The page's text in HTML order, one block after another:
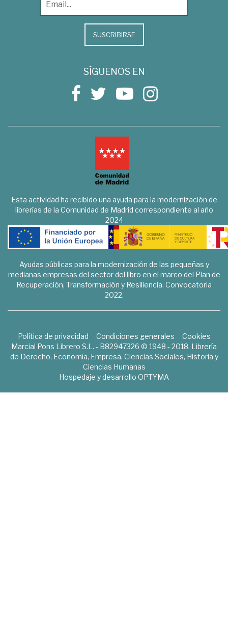
SUSCRIBIRSE
SÍGUENOS EN
Esta actividad ha recibido una ayuda para la modernización de
librerías de la Comunidad de Madrid correspondiente al año
2024
Ayudas públicas para la modernización de las pequeñas y
medianas empresas del sector del libro en el marco del Plan de
Recuperación, Transformación y Resiliencia. Convocatoria
2022.
Política de privacidad Condiciones generales
Cookies
Marcial Pons Librero S.L. - B82947326 © 1948 - 2018. Librería
de Derecho, Economía, Empresa, Ciencias Sociales, Historia y
Ciencias Humanas
Hospedaje y desarrollo OPTYMA